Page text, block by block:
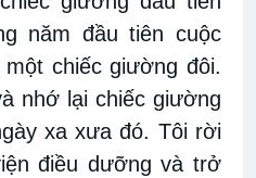
năm đầu tiên cuộc
chiếc giường đôi.
nhớ lại chiếc giường
xa xưa đó. Tôi rời
điều dưỡng và trở